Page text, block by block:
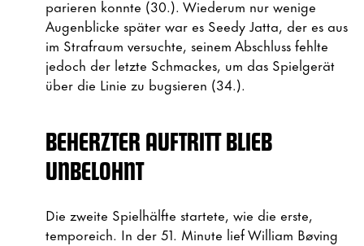
parieren konnte (30.). Wiederum nur wenige
Augenblicke später war es Seedy Jatta, der es aus
im Strafraum versuchte, seinem Abschluss fehlte
jedoch der letzte Schmackes, um das Spielgerät
über die Linie zu bugsieren (34.).
BEHERZTER AUFTRITT BLIEB
UNBELOHNT
Die zweite Spielhälfte startete, wie die erste,
temporeich. In der 51. Minute lief William Bøving